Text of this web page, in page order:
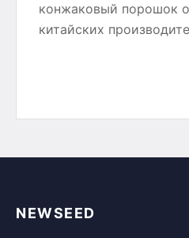
конжаковый порошок
китайских
NEWSEED